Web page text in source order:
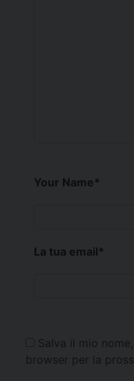
Your Name*
La tua email*
Salva il mio
browser per la